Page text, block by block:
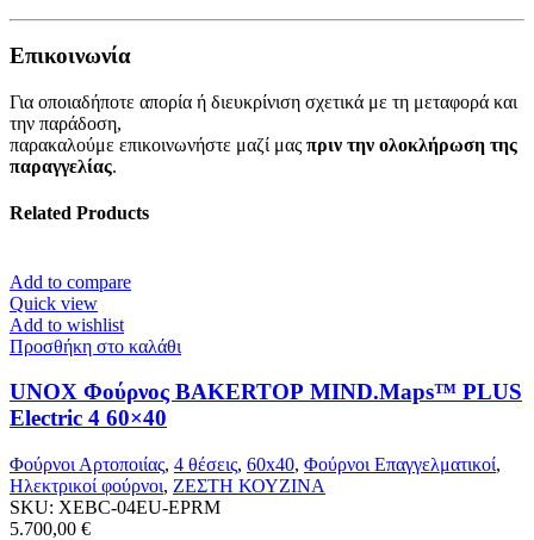
Επικοινωνία
Για οποιαδήποτε απορία ή διευκρίνιση σχετικά με τη μεταφορά και
την παράδοση,
παρακαλούμε επικοινωνήστε μαζί μας πριν την ολοκλήρωση της
παραγγελίας.
Related Products
Add to compare
Quick view
Add to wishlist
Προσθήκη στο καλάθι
UNOX Φούρνος BAKERTOP MIND.Maps™ PLUS
Electric 4 60×40
Φούρνοι Αρτοποιίας, 4 θέσεις, 60x40, Φούρνοι Επαγγελματικοί,
Ηλεκτρικοί φούρνοι, ΖΕΣΤΗ ΚΟΥΖΙΝΑ
SKU: XEBC-04EU-EPRM
5.700,00 €